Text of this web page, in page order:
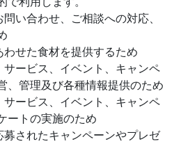
合わせ、ご相談への対応、
た食材を提供するため
ビス、イベント、キャンペ
、管理及び各種情報提供のため
ビス、イベント、キャンペ
ートの実施のため
れたキャンペーンやプレゼ